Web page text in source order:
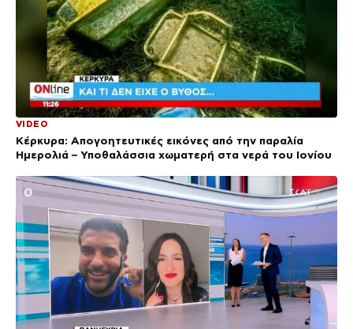
VIDEO
Κέρκυρα: Απογοητευτικές εικόνες από την παραλία
Ημερολιά – Υποθαλάσσια χωματερή στα νερά του Ιονίου